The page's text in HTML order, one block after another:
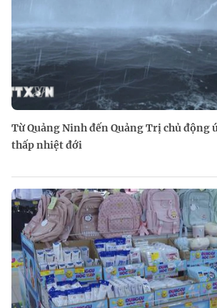
Từ Quảng Ninh đến Quảng Trị chủ động
thấp nhiệt đới